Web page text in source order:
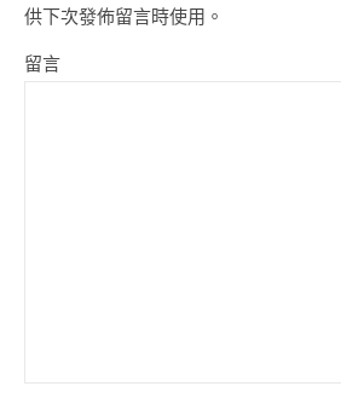
供下次發佈留言時使用。
留言